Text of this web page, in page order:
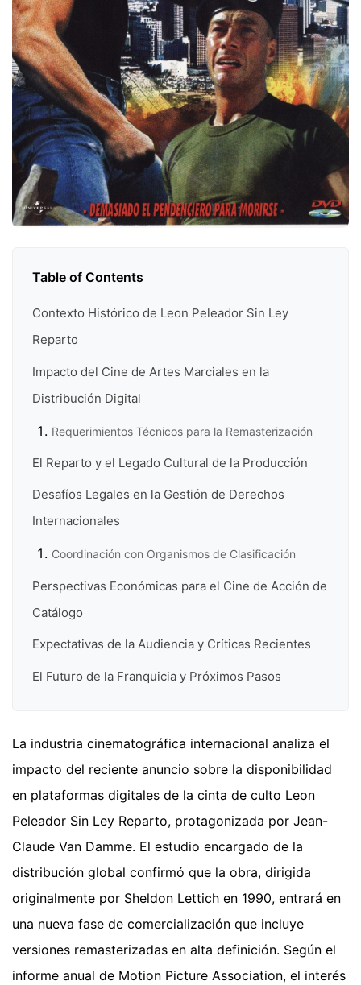
Table of Contents
Contexto Histórico de Leon Peleador Sin Ley
Reparto
Impacto del Cine de Artes Marciales en la
Distribución Digital
Requerimientos Técnicos para la Remasterización
El Reparto y el Legado Cultural de la Producción
Desafíos Legales en la Gestión de Derechos
Internacionales
Coordinación con Organismos de Clasificación
Perspectivas Económicas para el Cine de Acción de
Catálogo
Expectativas de la Audiencia y Críticas Recientes
El Futuro de la Franquicia y Próximos Pasos
La industria cinematográfica internacional analiza el
impacto del reciente anuncio sobre la disponibilidad
en plataformas digitales de la cinta de culto Leon
Peleador Sin Ley Reparto, protagonizada por Jean-
Claude Van Damme. El estudio encargado de la
distribución global confirmó que la obra, dirigida
originalmente por Sheldon Lettich en 1990, entrará en
una nueva fase de comercialización que incluye
versiones remasterizadas en alta definición. Según el
informe anual de Motion Picture Association, el interés